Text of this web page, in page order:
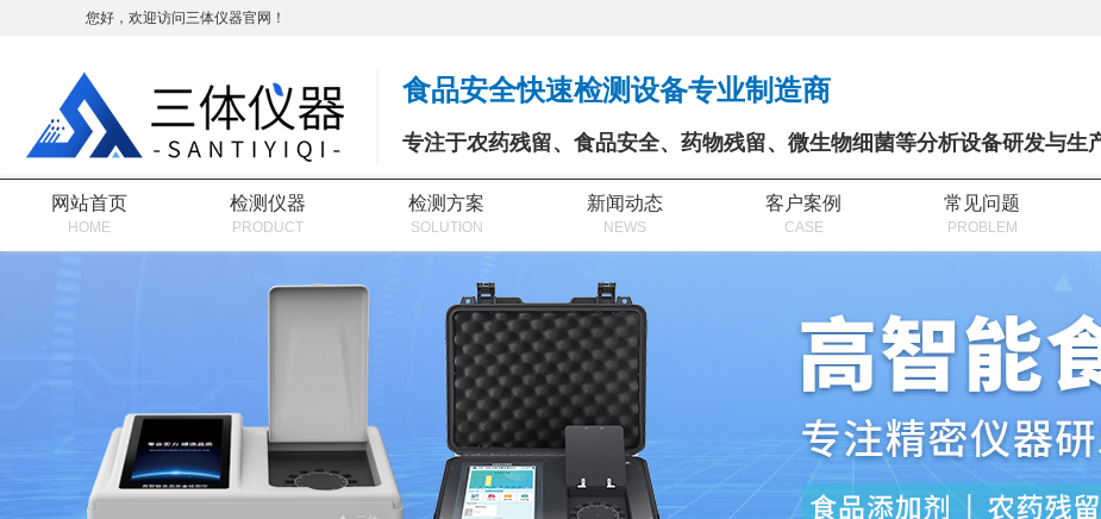
您好，欢迎访问三体仪器官网！
食品安全快速检测设备专业制造商
专注于农药残留、食品安全、药物残留、微生物细菌等分析设备研发与生
网站首页
HOME
检测仪器
PRODUCT
检测方案
SOLUTION
新闻动态
NEWS
客户案例
CASE
常见问题
PROBLEM